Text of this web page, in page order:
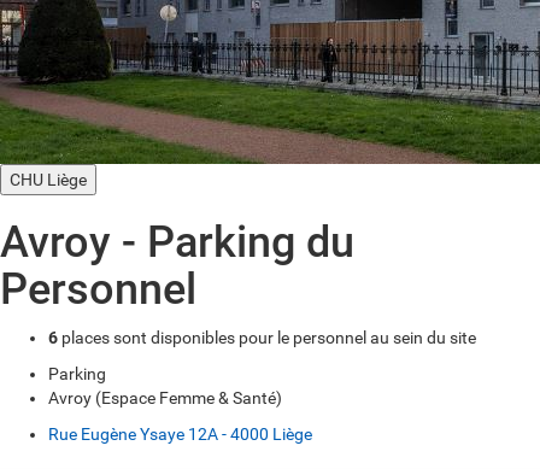
CHU Liège
Avroy - Parking du
Personnel
6 places sont disponibles pour le personnel au sein du site
Parking
Avroy (Espace Femme & Santé)
Rue Eugène Ysaye 12A - 4000 Liège